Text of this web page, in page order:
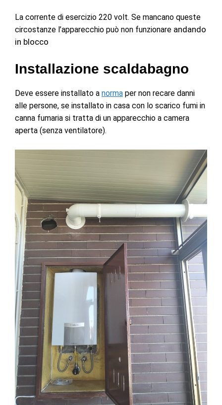
La corrente di esercizio 220 volt. Se mancano queste
circostanze l’apparecchio può non funzionare andando
in blocco
Installazione scaldabagno
Deve essere installato a norma per non recare danni
alle persone, se installato in casa con lo scarico fumi in
canna fumaria si tratta di un apparecchio a camera
aperta (senza ventilatore).